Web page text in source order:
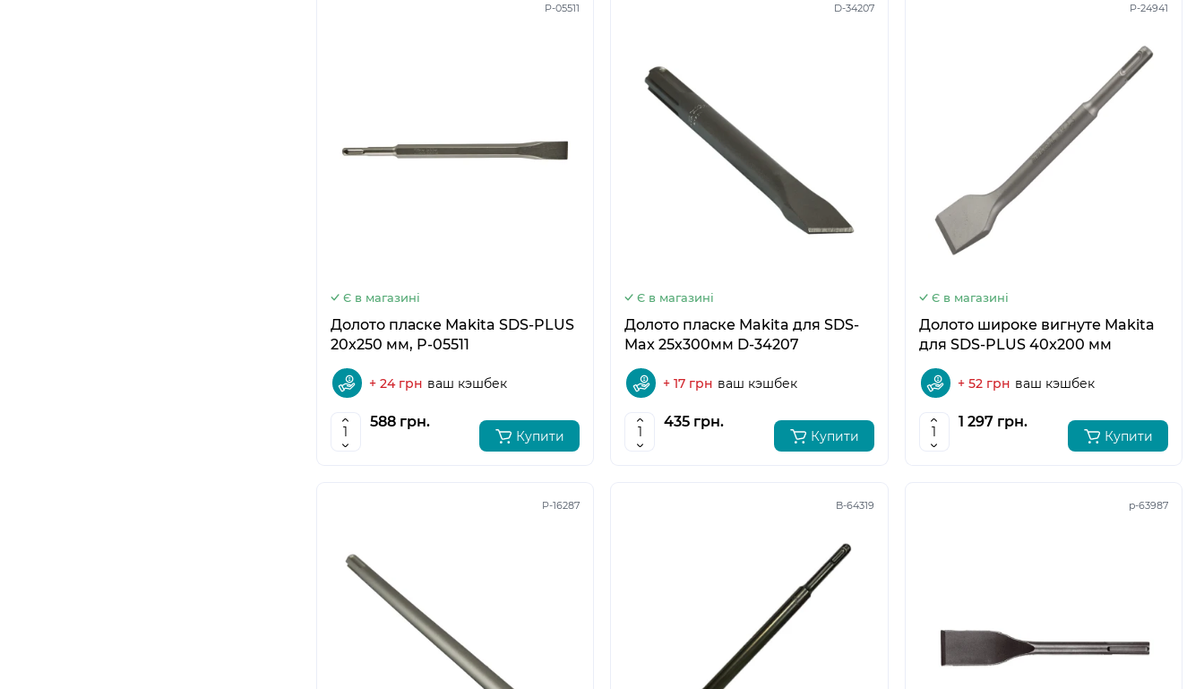
P-05511
Є в магазині
Долото пласке Makita SDS-PLUS
20x250 мм, P-05511
+ 24 грн ваш кэшбек
588 грн.
Купити
D-34207
Є в магазині
Долото пласке Makita для SDS-
Max 25х300мм D-34207
+ 17 грн ваш кэшбек
435 грн.
Купити
P-24941
Є в магазині
Долото широке вигнуте Makita
для SDS-PLUS 40x200 мм
+ 52 грн ваш кэшбек
1 297 грн.
Купити
P-16287 B-64319 p-63987